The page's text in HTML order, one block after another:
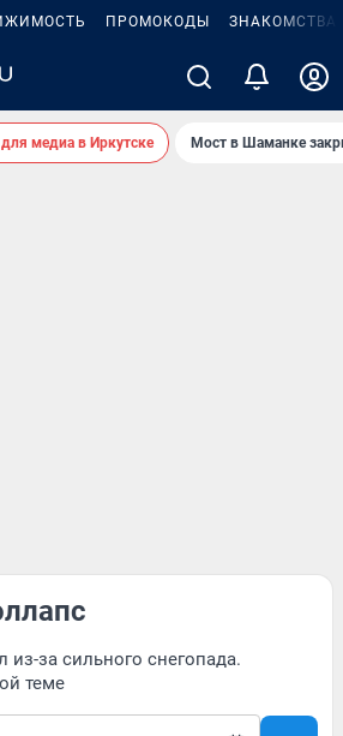
ПРОМОКОДЫ ЗНАКОМСТВА
медиа в Иркутске Мост в Шаманке
из-за сильного снегопада.
теме